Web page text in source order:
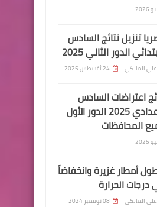
قادة النصر
اليوم في
تنزيل نتائج السادس
الدور الثاني 2025
علي المالكي 24 أغسطس 2025
اعتراضات السادس
الاعدادي 2025 الدور الأول
المحافظات
أمطار غزيرة وانخفاضاً
الحرارة
علي المالكي 08 نوفمبر 2024